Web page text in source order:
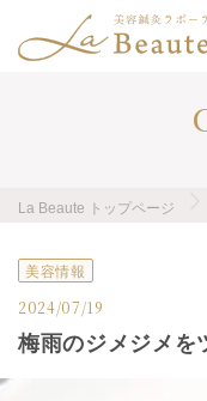
La Beaute トップページ
美容情報
2024/07/19
梅雨のジメジメを